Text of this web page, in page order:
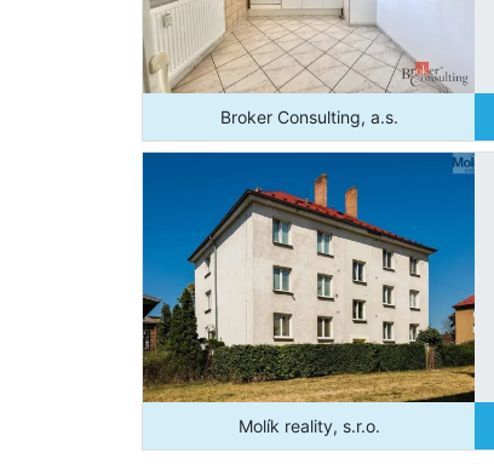
Broker Consulting, a.s.
Molík reality, s.r.o.